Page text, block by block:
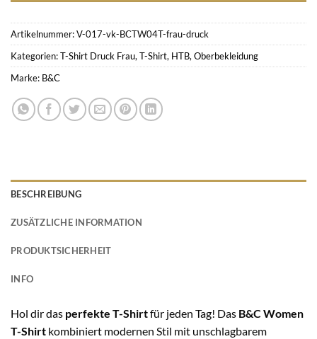
Artikelnummer:V-017-vk-BCTW04T-frau-druck
Kategorien:T-Shirt Druck Frau,T-Shirt, HTB,Oberbekleidung
Marke: B&C
BESCHREIBUNG
ZUSÄTZLICHE INFORMATION
PRODUKTSICHERHEIT
INFO
Hol dir das perfekte T-Shirtfür jeden Tag! Das B&C Women
T-Shirt kombiniert modernen Stil mit unschlagbarem